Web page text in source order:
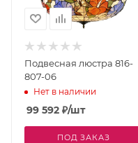
Подвесная люстра 816-
807-06
Нет в наличии
99 592 ₽/шт
ПОД ЗАКАЗ